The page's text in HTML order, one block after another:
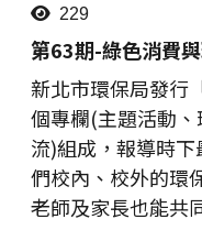
229
第63期-綠色消費
新北市環保局發行
個專欄(主題活動
流)組成，報導時
們校內、校外的環
老師及家長也能共